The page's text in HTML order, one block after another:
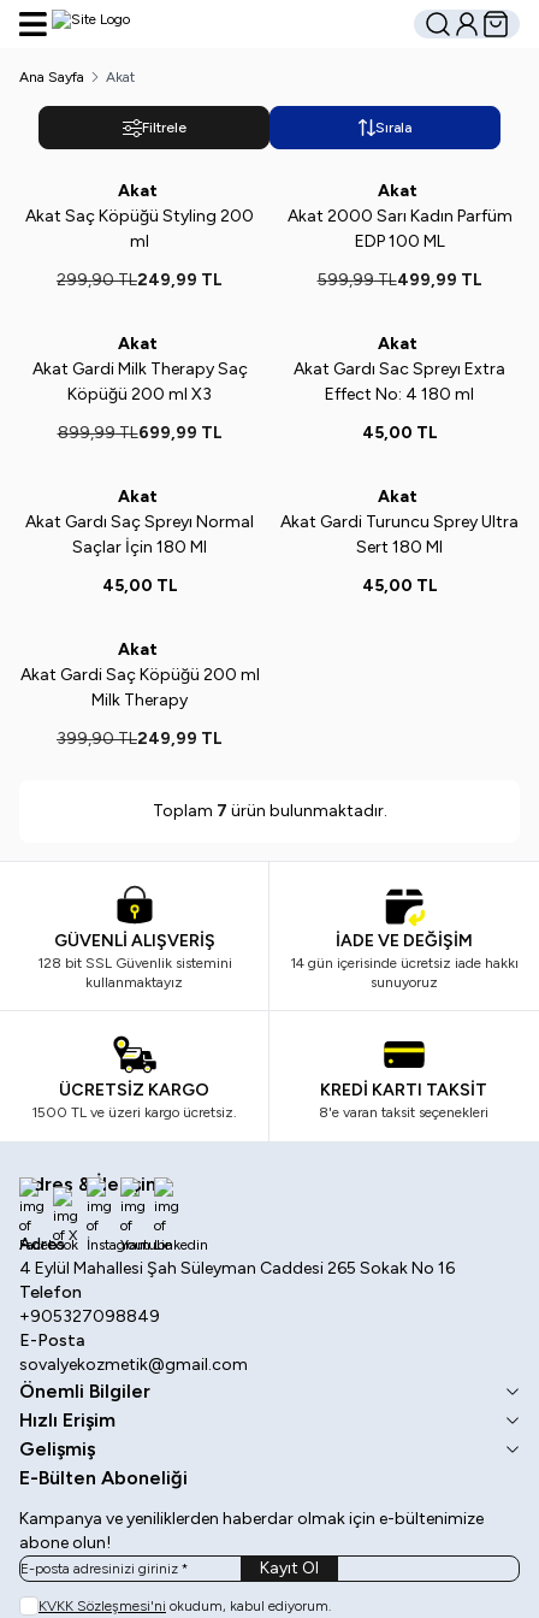
Hesabım
Sepetim
Ana Sayfa Akat
Filtrele Sırala
Akat
Akat Saç Köpüğü Styling 200
ml
299,90TL249,99 TL
Akat
Akat 2000 Sarı Kadın Parfüm
EDP 100 ML
599,99TL499,99 TL
Akat
Akat Gardi Milk Therapy Saç
Köpüğü 200 ml X3
899,99TL699,99 TL
Akat
Akat Gardı Sac Spreyı Extra
Effect No: 4 180 ml
45,00 TL
Akat
Akat Gardı Saç Spreyı Normal
Saçlar İçin 180 Ml
45,00 TL
Akat
Akat Gardi Turuncu Sprey Ultra
Sert 180 Ml
45,00 TL
Akat
Akat Gardi Saç Köpüğü 200 ml
Milk Therapy
399,90TL249,99 TL
Toplam 7 ürün bulunmaktadır.
GÜVENLİ ALIŞVERİŞ
128 bit SSL Güvenlik sistemini
kullanmaktayız
İADE VE DEĞİŞİM
14 gün içerisinde ücretsiz iade hakkı
sunuyoruz
ÜCRETSİZ KARGO
1500 TL ve üzeri kargo ücretsiz.
KREDİ KARTI TAKSİT
8'e varan taksit seçenekleri
Adres & İletişim
Adres
4 Eylül Mahallesi Şah Süleyman Caddesi 265 Sokak No 16
Telefon
+905327098849
E-Posta
sovalyekozmetik@gmail.com
Facebook
X İnstagram
Youtube
Önemli Bilgiler
Hızlı Erişim
Gelişmiş
E-Bülten Aboneliği
Kampanya ve yeniliklerden haberdar olmak için e-bültenimize
abone olun!
Kayıt Ol
KVKK Sözleşmesi'ni okudum, kabul ediyorum.